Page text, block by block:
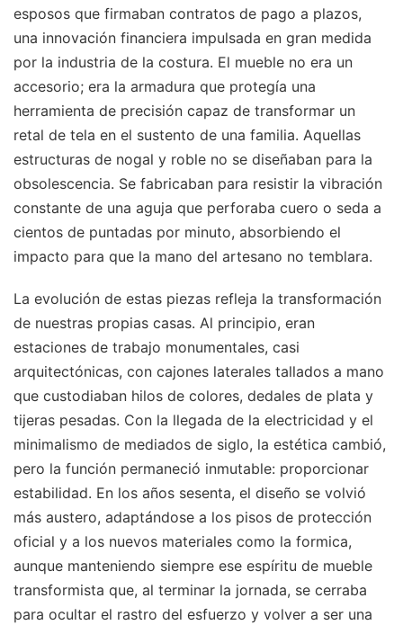
esposos que firmaban contratos de pago a plazos,
una innovación financiera impulsada en gran medida
por la industria de la costura. El mueble no era un
accesorio; era la armadura que protegía una
herramienta de precisión capaz de transformar un
retal de tela en el sustento de una familia. Aquellas
estructuras de nogal y roble no se diseñaban para la
obsolescencia. Se fabricaban para resistir la vibración
constante de una aguja que perforaba cuero o seda a
cientos de puntadas por minuto, absorbiendo el
impacto para que la mano del artesano no temblara.
La evolución de estas piezas refleja la transformación
de nuestras propias casas. Al principio, eran
estaciones de trabajo monumentales, casi
arquitectónicas, con cajones laterales tallados a mano
que custodiaban hilos de colores, dedales de plata y
tijeras pesadas. Con la llegada de la electricidad y el
minimalismo de mediados de siglo, la estética cambió,
pero la función permaneció inmutable: proporcionar
estabilidad. En los años sesenta, el diseño se volvió
más austero, adaptándose a los pisos de protección
oficial y a los nuevos materiales como la formica,
aunque manteniendo siempre ese espíritu de mueble
transformista que, al terminar la jornada, se cerraba
para ocultar el rastro del esfuerzo y volver a ser una